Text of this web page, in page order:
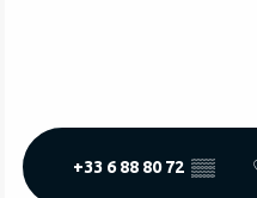
+33 6 88 80 72 ▒▒